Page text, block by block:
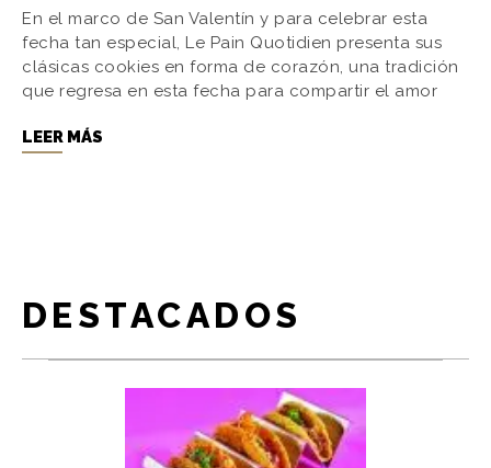
En el marco de San Valentín y para celebrar esta
fecha tan especial, Le Pain Quotidien presenta sus
clásicas cookies en forma de corazón, una tradición
que regresa en esta fecha para compartir el amor
LEER MÁS
DESTACADOS